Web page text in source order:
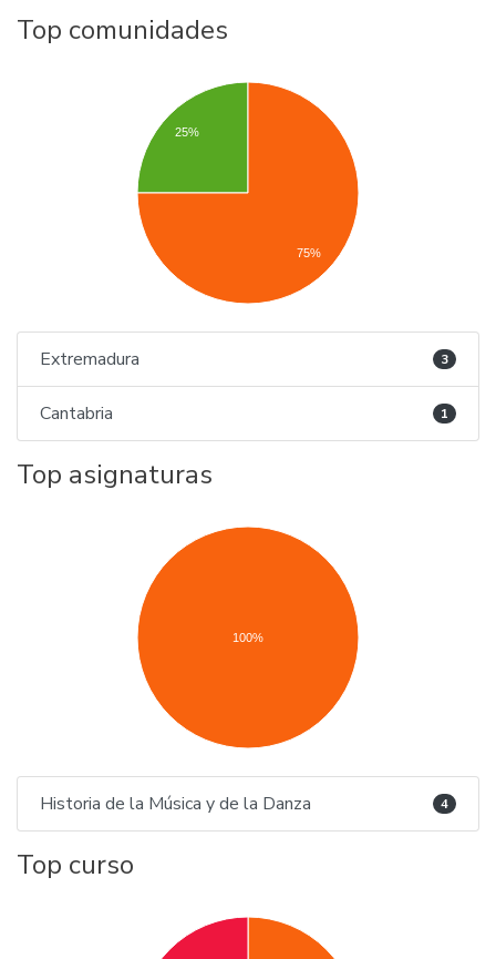
Top comunidades
25%
75%
Extremadura 3
Cantabria 1
Top asignaturas
100%
Historia de la Música y de la Danza 4
Top curso